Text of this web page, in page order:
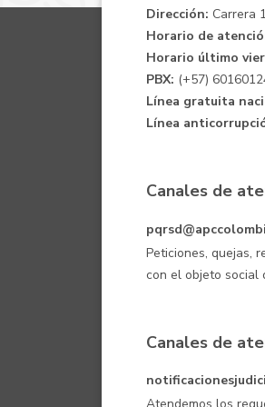
Dirección: Carrera
Horario de
Horario último
PBX: (+57)
Línea gratuita
Línea
Canales de
Peticiones, quejas,
con el objeto social
Canales de